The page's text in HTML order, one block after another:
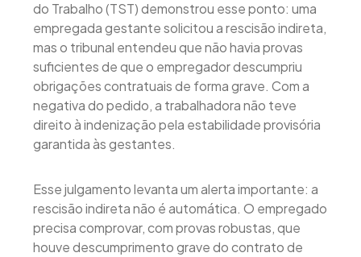
do Trabalho (TST) demonstrou esse ponto: uma
empregada gestante solicitou a rescisão indireta,
mas o tribunal entendeu que não havia provas
suficientes de que o empregador descumpriu
obrigações contratuais de forma grave. Com a
negativa do pedido, a trabalhadora não teve
direito à indenização pela estabilidade provisória
garantida às gestantes.
Esse julgamento levanta um alerta importante: a
rescisão indireta não é automática. O empregado
precisa comprovar, com provas robustas, que
houve descumprimento grave do contrato de